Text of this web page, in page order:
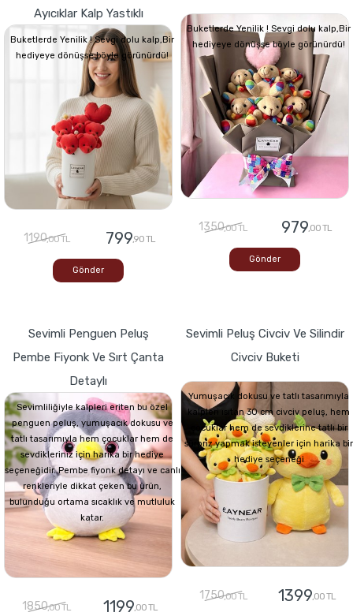
Ayıcıklar Kalp Yastıklı
Buketlerde Yenilik ! Sevgi dolu kalp,Bir
hediyeye dönüşse böyle görünürdü!
1190,00 TL 799,90 TL
Gönder
Buketlerde Yenilik ! Sevgi dolu kalp,Bir
hediyeye dönüşse böyle görünürdü!
1350,00 TL 979,00 TL
Gönder
Sevimli Penguen Peluş
Pembe Fiyonk Ve Sırt Çanta
Detaylı
Sevimliliğiyle kalpleri eriten bu özel
penguen peluş, yumuşacık dokusu ve
tatlı tasarımıyla hem çocuklar hem de
sevdikleriniz için harika bir hediye
seçeneğidir. Pembe fiyonk detayı ve canlı
renkleriyle dikkat çeken bu ürün,
bulunduğu ortama sıcaklık ve mutluluk
katar.
1850,00 TL 1199,00 TL
Sevimli Peluş Civciv Ve Silindir
Civciv Buketi
Yumuşacık dokusu ve tatlı tasarımıyla
kalpleri ısıtan 30 cm civciv peluş, hem
çocuklar hem de sevdiklerine tatlı bir
sürpriz yapmak isteyenler için harika bir
hediye seçeneği
1750,00 TL 1399,00 TL